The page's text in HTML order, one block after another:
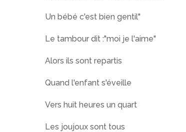
Un bébé c'est bien gentil"
Le tambour dit :"moi je l'aime"
Alors ils sont repartis
Quand l'enfant s'éveille
Vers huit heures un quart
Les joujoux sont tous